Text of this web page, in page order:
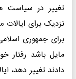
تغییر در سیاست
نزدیک برای
برای جمهوری
مایل باشد رفتار
دادند تغییر دهد،